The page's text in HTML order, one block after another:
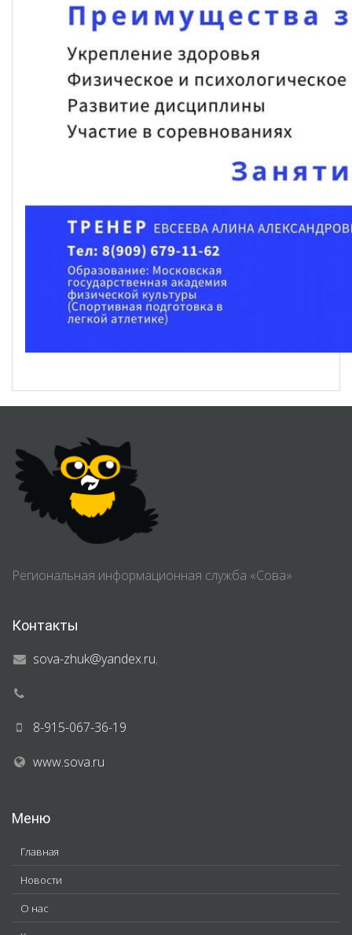
Региональная информационная служба «Сова»
Контакты
sova-zhuk@yandex.ru,
8-915-067-36-19
www.sova.ru
Меню
Главная
Новости
О нас